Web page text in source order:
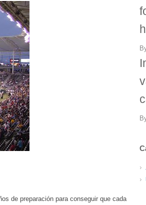
de preparación para conseguir que cada